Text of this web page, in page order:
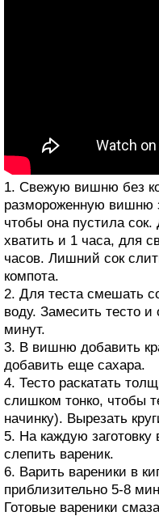
1. Свежую вишню без
размороженную вишню
чтобы она пустила
хватить и 1 часа, для
часов. Лишний сок
компота.
2. Для теста смешать
воду. Замесить тесто и
минут.
3. В вишню добавить
добавить еще сахара.
4. Тесто раскатать
слишком тонко, чтобы
начинку). Вырезать
5. На каждую
слепить вареник.
6. Варить вареники в
приблизительно 5-8
Готовые вареники